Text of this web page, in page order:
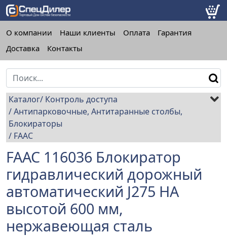
О компании Наши клиенты Оплата
Гарантия
Доставка
Контакты
Каталог Контроль доступа
Антипарковочные, Антитаранные столбы,
Блокираторы
FAAC
FAAC 116036 Блокиратор
гидравлический дорожный
автоматический J275 HA
высотой 600 мм,
нержавеющая сталь